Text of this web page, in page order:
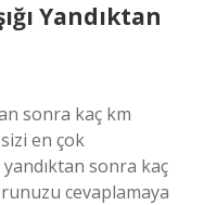
Yandıktan
sonra kaç km
en çok
yandıktan sonra kaç
cevaplamaya